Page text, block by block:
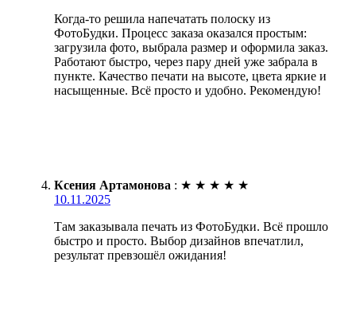
Когда-то решила напечатать полоску из
ФотоБудки. Процесс заказа оказался простым:
загрузила фото, выбрала размер и оформила заказ.
Работают быстро, через пару дней уже забрала в
пункте. Качество печати на высоте, цвета яркие и
насыщенные. Всё просто и удобно. Рекомендую!
Ксения Артамонова : ★ ★ ★ ★ ★
10.11.2025
Там заказывала печать из ФотоБудки. Всё прошло
быстро и просто. Выбор дизайнов впечатлил,
результат превзошёл ожидания!